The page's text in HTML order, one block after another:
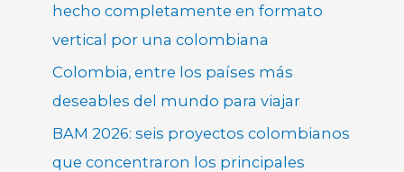
hecho completamente en formato
vertical por una colombiana
Colombia, entre los países más
deseables del mundo para viajar
BAM 2026: seis proyectos colombianos
que concentraron los principales